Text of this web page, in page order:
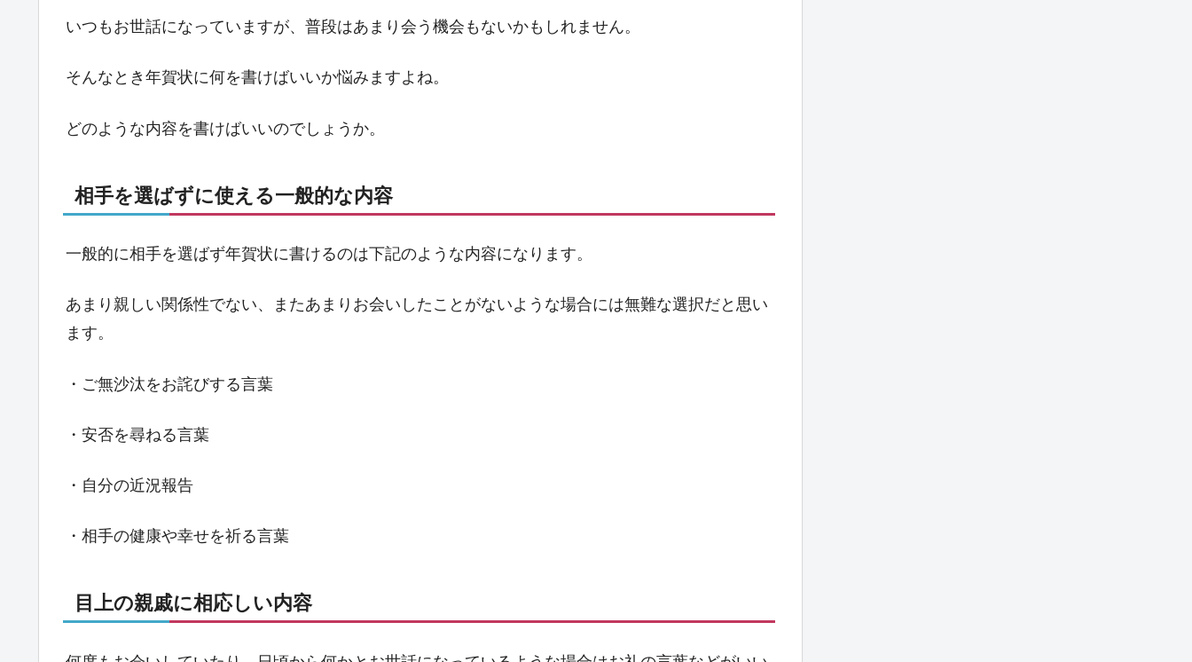
いつもお世話になっていますが、普段はあまり会う機会もないかもしれません。
そんなとき年賀状に何を書けばいいか悩みますよね。
どのような内容を書けばいいのでしょうか。
相手を選ばずに使える一般的な内容
一般的に相手を選ばず年賀状に書けるのは下記のような内容になります。
あまり親しい関係性でない、またあまりお会いしたことがないような場合には無難な選択だと思い
ます。
・ご無沙汰をお詫びする言葉
・安否を尋ねる言葉
・自分の近況報告
・相手の健康や幸せを祈る言葉
目上の親戚に相応しい内容